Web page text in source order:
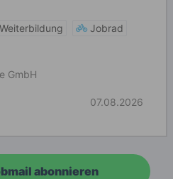
Jobrad
GmbH
07.08.2026
abonnieren